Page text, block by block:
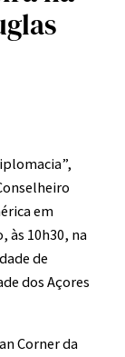
em
às 10h30, na
de
dos Açores
Corner da